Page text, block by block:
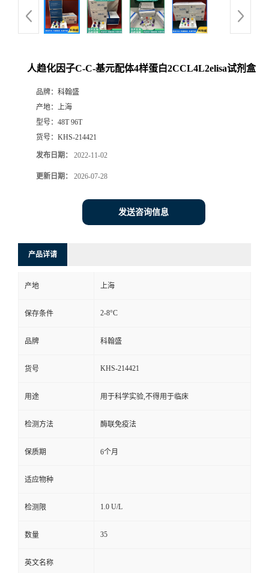
人趋化因子C-C-基元配体4样蛋白2CCL4L2elisa试剂盒
品牌： 科翰盛
产地： 上海
型号： 48T 96T
货号： KHS-214421
发布日期： 2022-11-02
更新日期： 2026-07-28
发送咨询信息
产品详请
产地 上海
保存条件 2-8°C
品牌 科翰盛
货号 KHS-214421
用途 用于科学实验,不得用于临床
检测方法 酶联免疫法
保质期 6个月
适应物种
检测限 1.0 U/L
数量 35
英文名称